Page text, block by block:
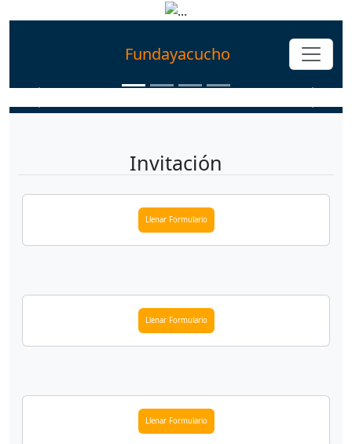
Fundayacucho
Invitación
Llenar Formulario
Llenar Formulario
Llenar Formulario